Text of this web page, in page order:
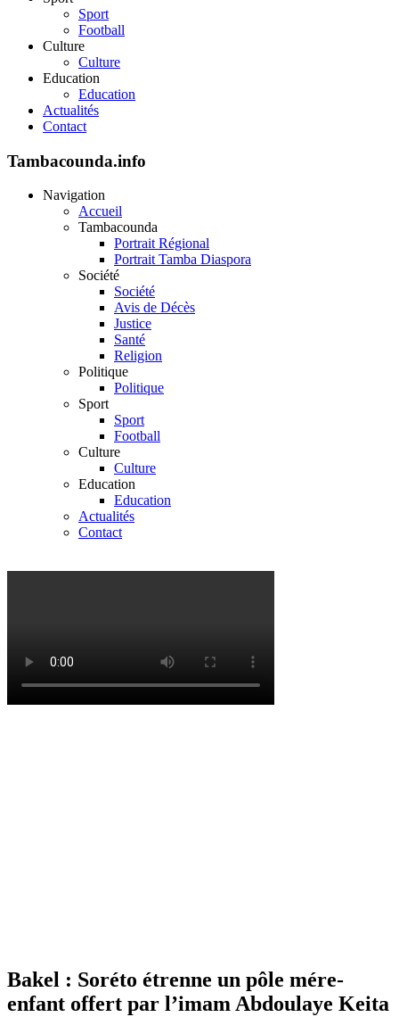
Sport
Football
Culture
Culture
Education
Education
Actualités
Contact
Tambacounda.info
Navigation
Accueil
Tambacounda
Portrait Régional
Portrait Tamba Diaspora
Société
Société
Avis de Décès
Justice
Santé
Religion
Politique
Politique
Sport
Sport
Football
Culture
Culture
Education
Education
Actualités
Contact
Bakel : Soréto étrenne un pôle mére-
enfant offert par l’imam Abdoulaye Keita